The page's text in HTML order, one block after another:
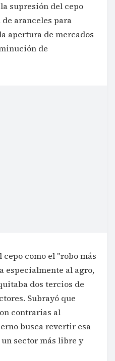
supresión del cepo
aranceles para
apertura de mercados
de
como el "robo más
especialmente al agro,
dos tercios de
Subrayó que
contrarias al
busca revertir esa
sector más libre y